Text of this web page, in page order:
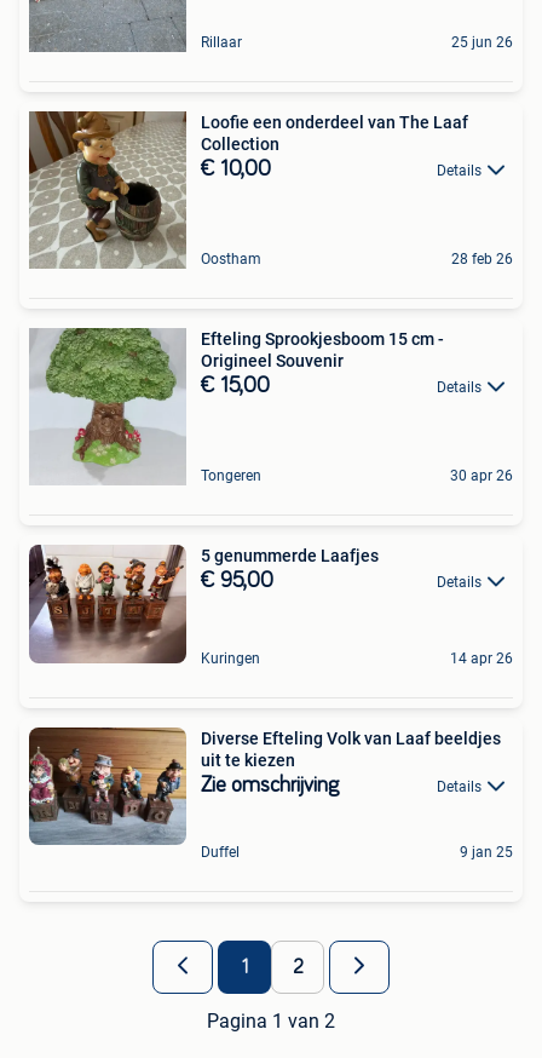
Rillaar 25 jun 26
Loofie een onderdeel van The Laaf
Collection
€ 10,00 Details
Oostham 28 feb 26
Efteling Sprookjesboom 15 cm -
Origineel Souvenir
€ 15,00 Details
Tongeren 30 apr 26
5 genummerde Laafjes
€ 95,00 Details
Kuringen 14 apr 26
Diverse Efteling Volk van Laaf beeldjes
uit te kiezen
Zie omschrijving Details
Duffel 9 jan 25
1 2
Pagina 1 van 2